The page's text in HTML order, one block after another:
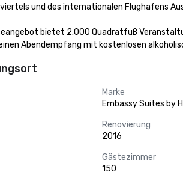
und des internationalen Flughafens
bietet 2.000 Quadratfuß
Abendempfang mit kostenlosen
Marke
Embassy Suites by
Renovierung
2016
Gästezimmer
150